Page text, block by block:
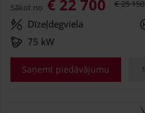
Sākot no € 22 700 € 25 150
Dīzeļdegviela
75 kW
Saņemt piedāvājumu